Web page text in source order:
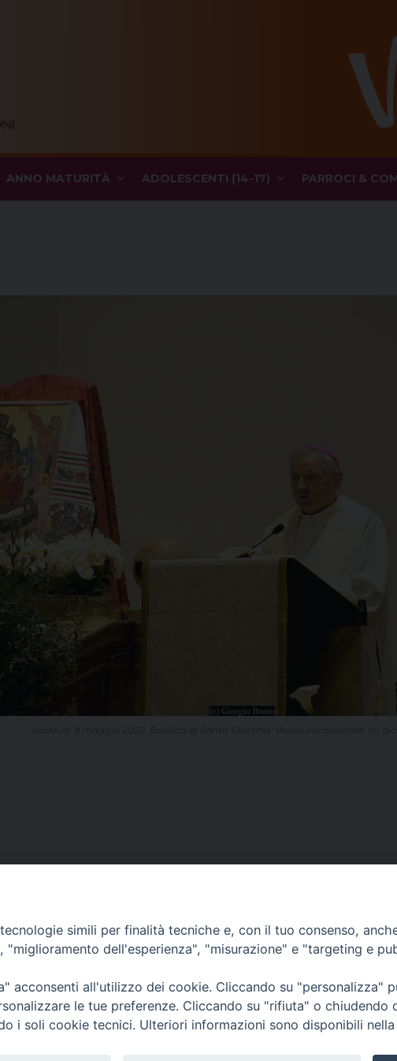
ANNO MATURITÀ ADOLESCENTI (14-17) PARROCI &
CONTATTI
via Bonporti, 20 – 35141 Padova
tel: +39 351 619 2354
e mail:
ufficiovocazionipadova@gmail. com
simili per finalità tecniche e, con il tuo consenso,
"miglioramento dell'esperienza", "misurazione" e "targeting e
acconsenti all'utilizzo dei cookie. Cliccando su "personalizza"
le tue preferenze. Cliccando su "rifiuta" o chiudendo
i soli cookie tecnici. Ulteriori informazioni sono disponibili nella